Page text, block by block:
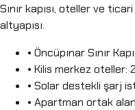
Sınır kapısı, oteller ve
altyapısı.
• Öncüpınar Sınır
• Kilis merkez oteller:
• Solar destekli şarj
• Apartman ortak